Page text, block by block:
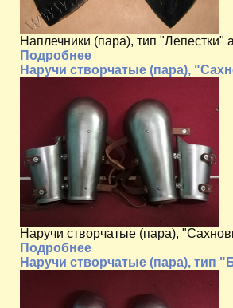
Наплечники (пара), тип "Лепестки"
Подробнее
Наручи створчатые (пара),
Наручи створчатые (пара),
Подробнее
Наручи створчатые (пара), тип